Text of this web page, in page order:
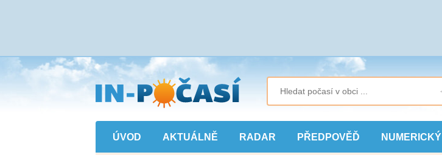
Přejít
na
hlavní
obsah
ÚVOD AKTUÁLNĚ RADAR PŘEDPOVĚĎ NUMERICKÝ